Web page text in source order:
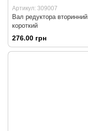
Артикул: 309007
Вал редуктора вторинний
короткий
276.00 грн